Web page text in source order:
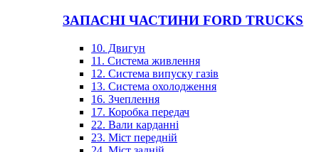
ЗАПАСНІ ЧАСТИНИ FORD TRUCKS
10. Двигун
11. Система живлення
12. Система випуску газів
13. Система охолодження
16. Зчеплення
17. Коробка передач
22. Вали карданні
23. Міст передній